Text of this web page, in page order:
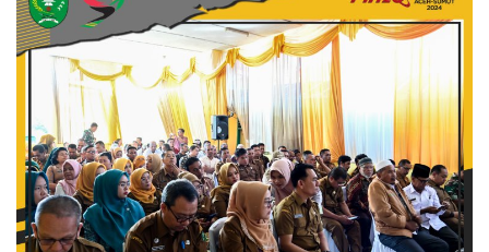
Kontak
Pencapaian
Profil